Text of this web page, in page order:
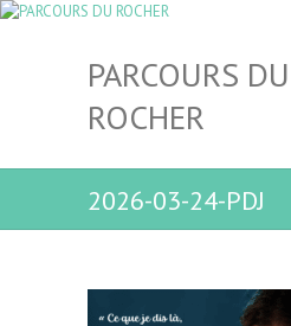
PARCOURS DU
ROCHER
2026-03-24-PDJ